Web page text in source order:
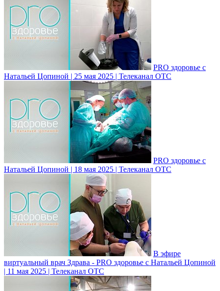
PRO здоровье с
Натальей Цопиной | 25 мая 2025 | Телеканал ОТС
PRO здоровье с
Натальей Цопиной | 18 мая 2025 | Телеканал ОТС
В эфире
виртуальный врач Здрава - PRO здоровье с Натальей Цопиной
| 11 мая 2025 | Телеканал ОТС